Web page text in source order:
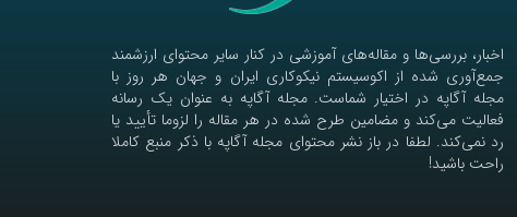
اخبار، بررسی‌ها و مقاله‌های آموزشی در کنار سایر محتوای ارزشمند
جمع‌آوری شده از اکوسیستم نیکوکاری ایران و جهان هر روز با
مجله آگاپه در اختیار شماست. مجله آگاپه به عنوان یک رسانه
فعالیت می‌کند و مضامین طرح شده در هر مقاله را لزوما تأیید یا
رد نمی‌کند. لطفا در باز نشر محتوای مجله آگاپه با ذکر منبع کاملا
راحت باشید!